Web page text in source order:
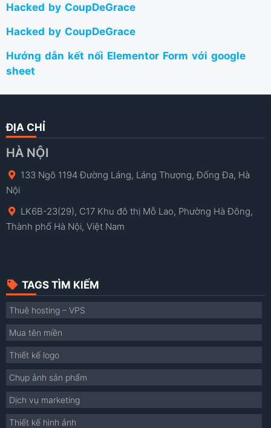
Hacked by CoupDeGrace
Hacked by CoupDeGrace
Hướng dẫn kết nối Elementor Form với google
sheet
ĐỊA CHỈ
HÀ NỘI
133 Ngõ 1194 Đường Láng, Láng Thượng, Đống Đa, Hà
Nội
LK6B-23(29), C17 Khu đô thị Mỗ Lao, Phường Hà Đông,
Thành phố Hà Nội, Việt Nam
TAGS TÌM KIẾM
Thuê hosting – VPS
Mua tên miền
Thiết kế logo
Chụp ảnh sản phẩm
Dịch vụ marketing
Thiết kế hình ảnh